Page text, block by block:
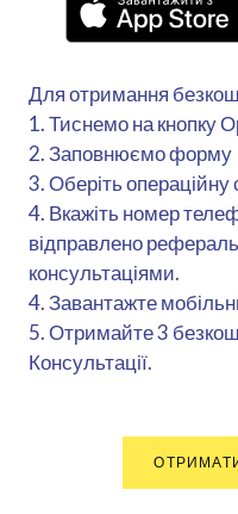
Для отримання
1. Тиснемо на кнопку
2. Заповнюємо форму
3. Оберіть
4. Вкажіть номер
відправлено
консультаціями.
4. Завантажте
5. Отримайте 3
Консультації.